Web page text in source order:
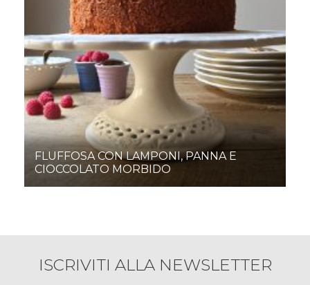
FLUFFOSA CON LAMPONI, PANNA E
CIOCCOLATO MORBIDO
ISCRIVITI ALLA NEWSLETTER